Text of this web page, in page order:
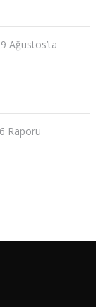
Ağustos’ta
Raporu